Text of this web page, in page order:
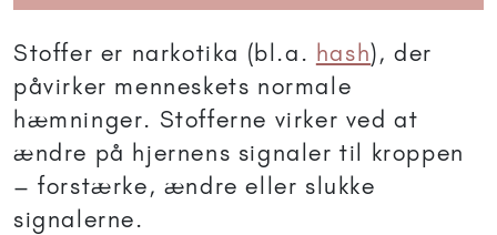
Stoffer er narkotika (bl.a. hash), der
påvirker menneskets normale
hæmninger. Stofferne virker ved at
ændre på hjernens signaler til kroppen
– forstærke, ændre eller slukke
signalerne.